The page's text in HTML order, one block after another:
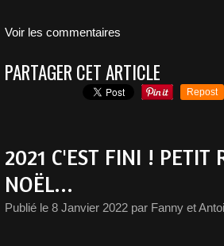
Voir les commentaires
PARTAGER CET ARTICLE
Repost
2021 C'EST FINI ! PETIT
NOËL...
Publié le 8 Janvier 2022 par Fanny et